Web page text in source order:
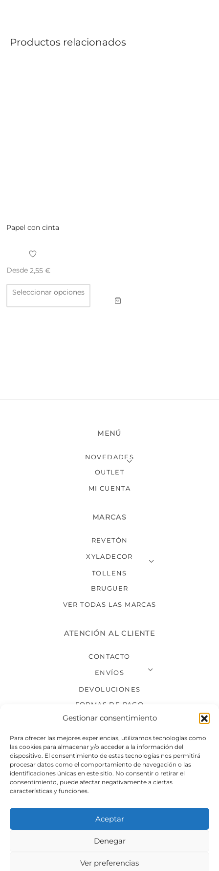
Gestionar consentimiento
Para ofrecer las mejores experiencias, utilizamos tecnologías como
las cookies para almacenar y/o acceder a la información del
dispositivo. El consentimiento de estas tecnologías nos permitirá
procesar datos como el comportamiento de navegación o las
identificaciones únicas en este sitio. No consentir o retirar el
consentimiento, puede afectar negativamente a ciertas
características y funciones.
Aceptar
Denegar
Ver preferencias
Productos relacionados
Papel con cinta
Desde 2,55 €
Seleccionar opciones
Este
múltiples
MENÚ
NOVEDADES
OUTLET
MI CUENTA
MARCAS
REVETÓN
XYLADECOR
TOLLENS
BRUGUER
VER TODAS LAS MARCAS
ATENCIÓN AL CLIENTE
CONTACTO
ENVÍOS
DEVOLUCIONES
FORMAS DE PAGO
SÍGUENOS
Condiciones generales de venta